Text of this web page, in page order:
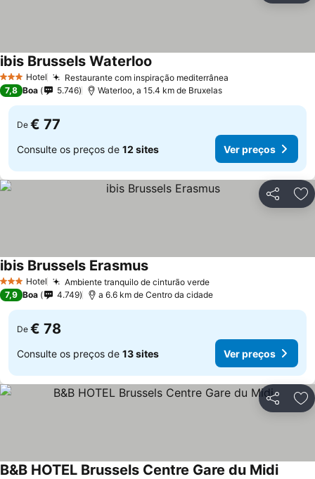
3 EstrelasHotel Restaurante com inspiração mediterrânea
ibis Brussels Waterloo
7,8 Boa 5.746 Waterloo, a 15.4 km de Bruxelas
De € 77
Consulte os preços de 12 sites Ver preços
Partilhar
3 EstrelasHotel Ambiente tranquilo de cinturão verde
ibis Brussels Erasmus
7,9 Boa 4.749 a 6.6 km de Centro da cidade
De € 78
Consulte os preços de 13 sites Ver preços
Partilhar
B&B HOTEL Brussels Centre Gare du Midi